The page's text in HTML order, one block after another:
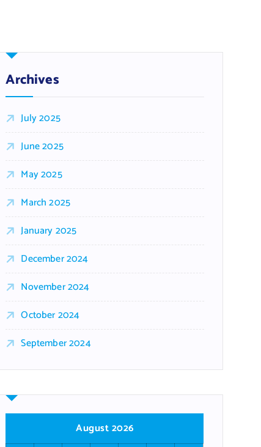
Archives
July 2025
June 2025
May 2025
March 2025
January 2025
December 2024
November 2024
October 2024
September 2024
August 2026